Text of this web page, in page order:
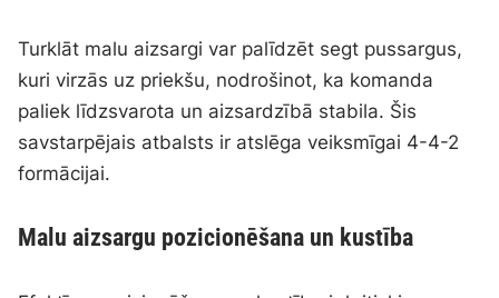
Turklāt malu aizsargi var palīdzēt segt pussargus,
kuri virzās uz priekšu, nodrošinot, ka komanda
paliek līdzsvarota un aizsardzībā stabila. Šis
savstarpējais atbalsts ir atslēga veiksmīgai 4-4-2
formācijai.
Malu aizsargu pozicionēšana un kustība